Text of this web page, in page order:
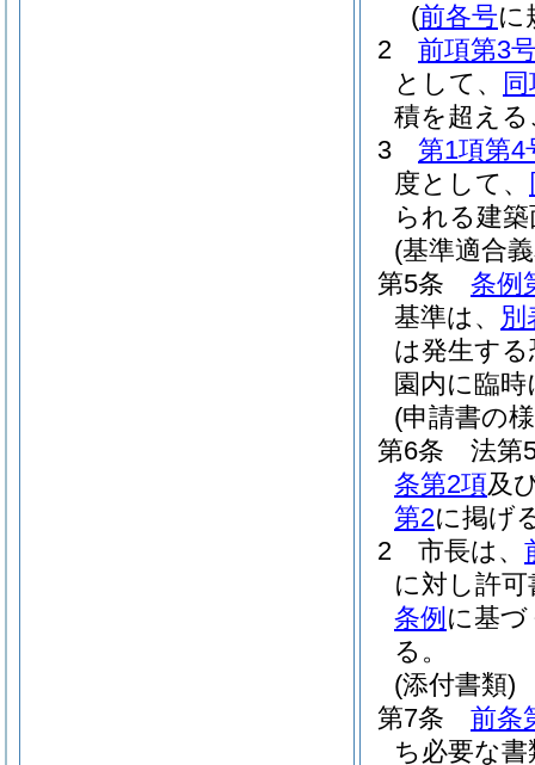
(前各号に
2
前項第3
として、
積を超え
3
第1項第4
度として、
られる建
(基準適合
第5条
条例
基準は、 別
は発生す
園内に臨
(申請書の
第6条
法第
条第2項及
第2に掲げ
2
市長は、
に対し許可
条例 に基
る。
(添付書類)
第7条
前条
ち必要な